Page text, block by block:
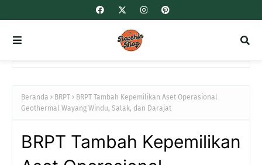
Beranda BRPT
BRPT Tambah Kepemilikan Aset Operasional
Geothermal Wayang Windu, Salak, dan Darajat
BRPT Tambah Kepemilikan